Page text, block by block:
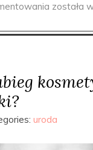
została
uroda